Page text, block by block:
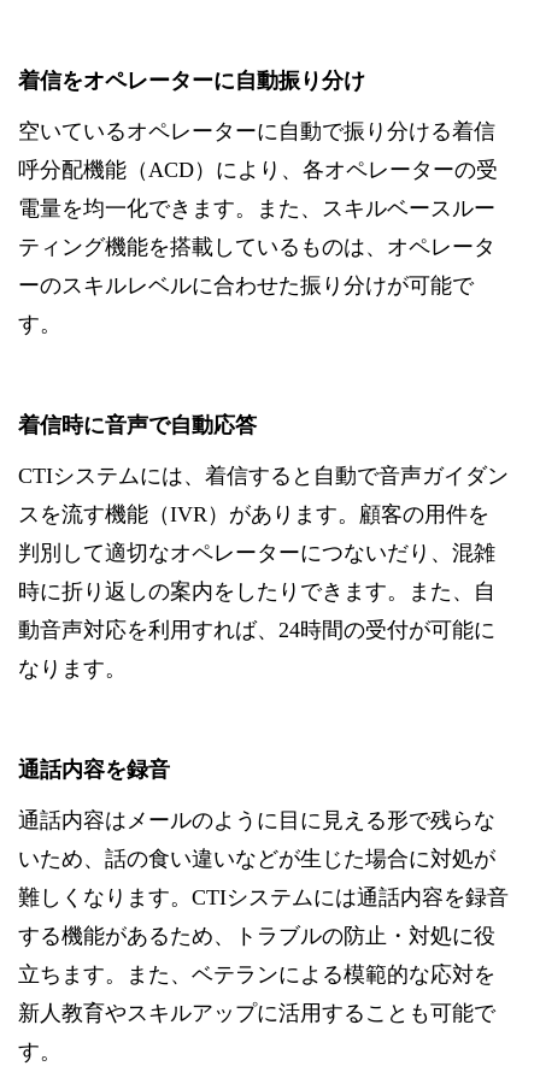
着信をオペレーターに自動振り分け
空いているオペレーターに自動で振り分ける着信
呼分配機能（ACD）により、各オペレーターの受
電量を均一化できます。また、スキルベースルー
ティング機能を搭載しているものは、オペレータ
ーのスキルレベルに合わせた振り分けが可能で
す。
着信時に音声で自動応答
CTIシステムには、着信すると自動で音声ガイダン
スを流す機能（IVR）があります。顧客の用件を
判別して適切なオペレーターにつないだり、混雑
時に折り返しの案内をしたりできます。また、自
動音声対応を利用すれば、24時間の受付が可能に
なります。
通話内容を録音
通話内容はメールのように目に見える形で残らな
いため、話の食い違いなどが生じた場合に対処が
難しくなります。CTIシステムには通話内容を録音
する機能があるため、トラブルの防止・対処に役
立ちます。また、ベテランによる模範的な応対を
新人教育やスキルアップに活用することも可能で
す。